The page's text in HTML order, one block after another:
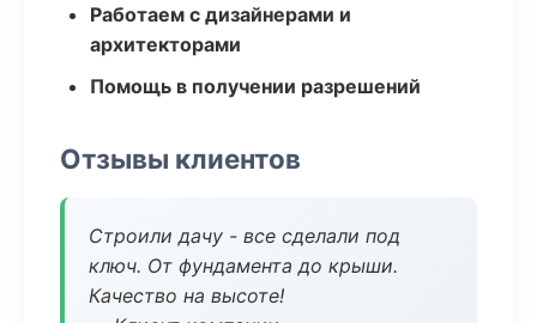
Работаем с дизайнерами и
архитекторами
Помощь в получении разрешений
Отзывы клиентов
Строили дачу - все сделали под
ключ. От фундамента до крыши.
Качество на высоте!